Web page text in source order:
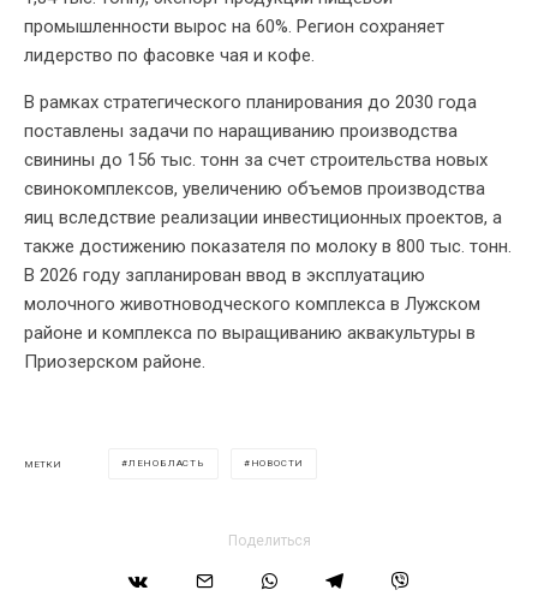
промышленности вырос на 60%. Регион сохраняет
лидерство по фасовке чая и кофе.
В рамках стратегического планирования до 2030 года
поставлены задачи по наращиванию производства
свинины до 156 тыс. тонн за счет строительства новых
свинокомплексов, увеличению объемов производства
яиц вследствие реализации инвестиционных проектов, а
также достижению показателя по молоку в 800 тыс. тонн.
В 2026 году запланирован ввод в эксплуатацию
молочного животноводческого комплекса в Лужском
районе и комплекса по выращиванию аквакультуры в
Приозерском районе.
МЕТКИ ЛЕНОБЛАСТЬ НОВОСТИ
Поделиться